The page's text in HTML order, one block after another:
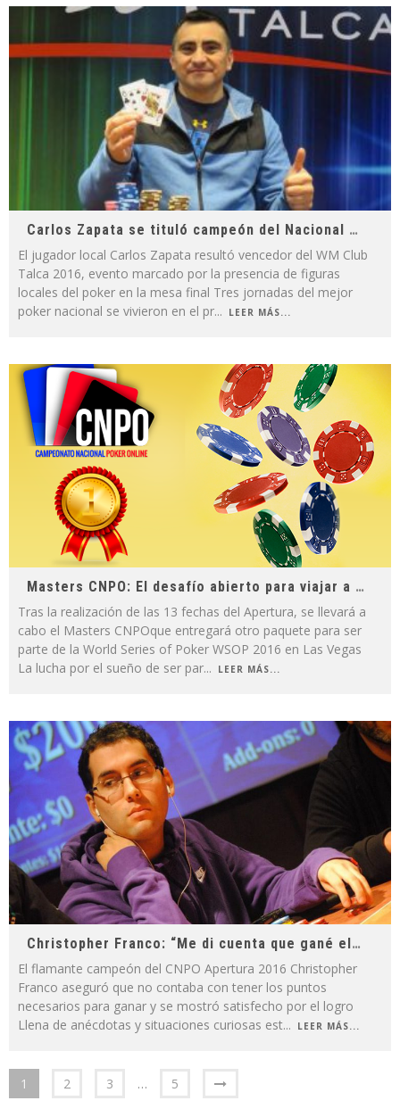
Carlos Zapata se tituló campeón del Nacional WM Club Talca 2016
El jugador local Carlos Zapata resultó vencedor del WM Club
Talca 2016, evento marcado por la presencia de figuras
locales del poker en la mesa final Tres jornadas del mejor
poker nacional se vivieron en el pr... LEER MÁS...
Masters CNPO: El desafío abierto para viajar a la WSOP
Tras la realización de las 13 fechas del Apertura, se llevará a
cabo el Masters CNPOque entregará otro paquete para ser
parte de la World Series of Poker WSOP 2016 en Las Vegas
La lucha por el sueño de ser par... LEER MÁS...
Christopher Franco: “Me di cuenta que gané el CNPO por un amigo”
El flamante campeón del CNPO Apertura 2016 Christopher
Franco aseguró que no contaba con tener los puntos
necesarios para ganar y se mostró satisfecho por el logro
Llena de anécdotas y situaciones curiosas est... LEER MÁS...
1 2 3 … 5